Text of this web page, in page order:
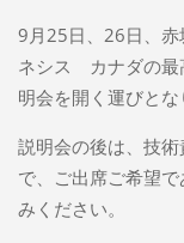
9月25日、26日、赤
ネシス カナダの最
明会を開く運びとな
説明会の後は、技
で、ご出席ご希望
みください。